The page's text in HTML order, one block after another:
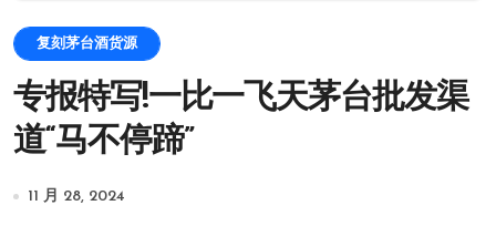
复刻茅台酒货源
专报特写!一比一飞天茅台批发渠
道“马不停蹄”
11 月 28, 2024